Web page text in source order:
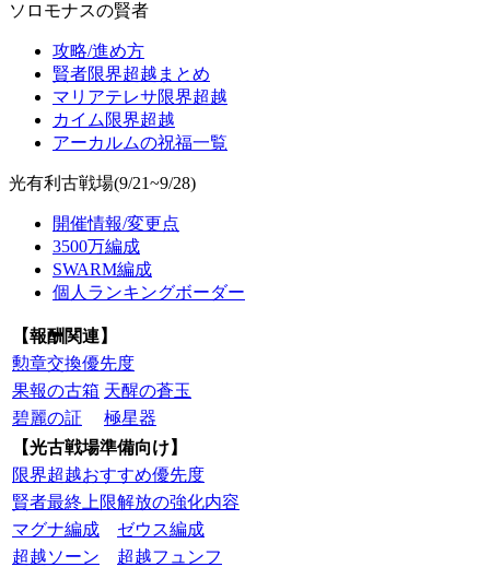
ソロモナスの賢者
攻略/進め方
賢者限界超越まとめ
マリアテレサ限界超越
カイム限界超越
アーカルムの祝福一覧
光有利古戦場(9/21~9/28)
開催情報/変更点
3500万編成
SWARM編成
個人ランキングボーダー
【報酬関連】
勲章交換優先度
果報の古箱 天醒の蒼玉
碧麗の証
極星器
【光古戦場準備向け】
限界超越おすすめ優先度
賢者最終上限解放の強化内容
マグナ編成
ゼウス編成
超越ソーン
超越フュンフ